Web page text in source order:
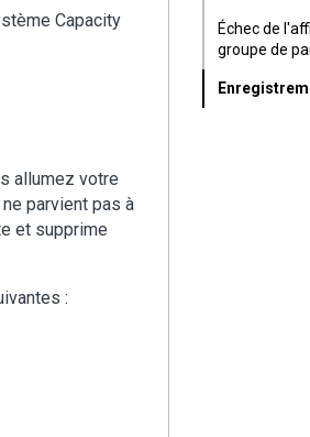
Capacity
allumez votre
parvient pas à
et supprime
:
Échec de
groupe de